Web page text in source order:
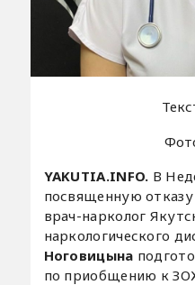
YAKUTIA.INFO. В
посвященную
врач-нарколог
наркологического
Ноговицына
по приобщению к